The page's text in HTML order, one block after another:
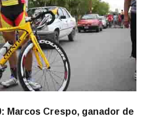
Marcos Crespo, ganador de